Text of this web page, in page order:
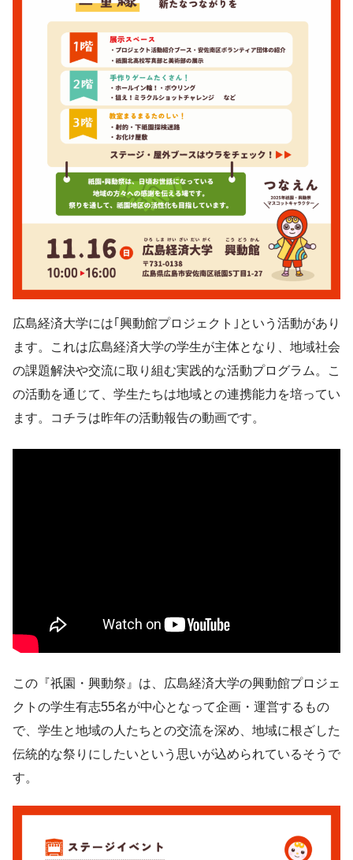
広島経済大学には｢興動館プロジェクト｣という活動があり
ます。これは広島経済大学の学生が主体となり、地域社会
の課題解決や交流に取り組む実践的な活動プログラム。こ
の活動を通じて、学生たちは地域との連携能力を培ってい
ます。コチラは昨年の活動報告の動画です。
この『祇園・興動祭』は、広島経済大学の興動館プロジェ
クトの学生有志55名が中心となって企画・運営するもの
で、学生と地域の人たちとの交流を深め、地域に根ざした
伝統的な祭りにしたいという思いが込められているそうで
す。